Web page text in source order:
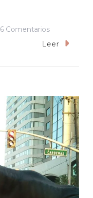
6 ComentariosEn
«Green
Dispareja
En
El
Corazón
De
Las
Tinieblas
Leer